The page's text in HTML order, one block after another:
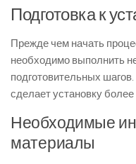
Подготовка к
Прежде чем начать
необходимо выполнить
подготовительных
сделает установку
Необходимые
материалы